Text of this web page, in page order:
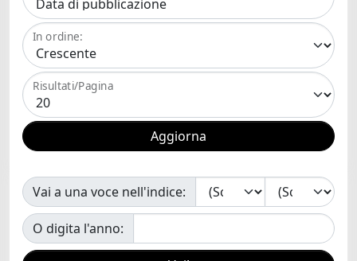
In ordine:
Risultati/Pagina
Vai a una voce nell'indice:
O digita l'anno: